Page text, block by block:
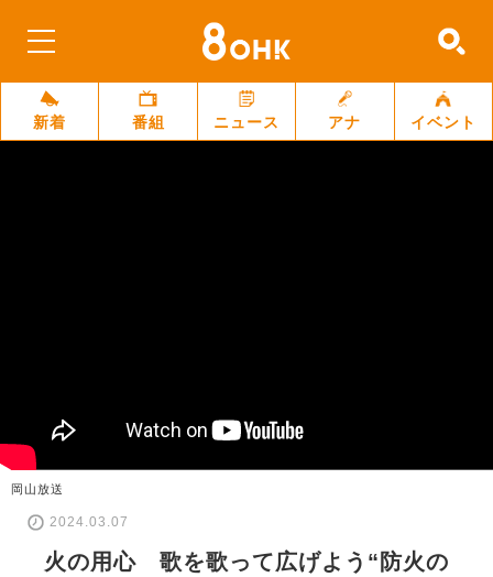
新着 番組 ニュース アナ イベント
岡山放送
2024.03.07
火の用心 歌を歌って広げよう“防火の